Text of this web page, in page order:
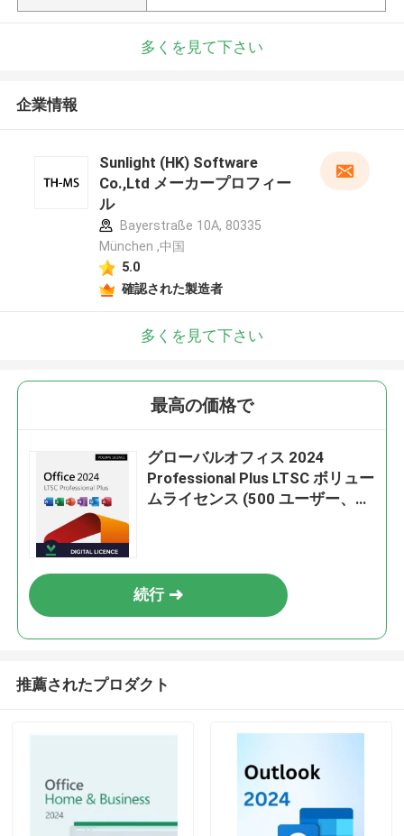
多くを見て下さい
企業情報
Sunlight (HK) Software
Co.,Ltd メーカープロフィー
ル
Bayerstraße 10A, 80335
München ,中国
5.0
確認された製造者
多くを見て下さい
最高の価格で
グローバルオフィス 2024
Professional Plus LTSC ボリュー
ムライセンス (500 ユーザー、
続行
推薦されたプロダクト